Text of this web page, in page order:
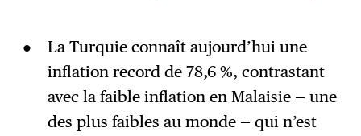
La Turquie connaît aujourd’hui une
inflation record de 78,6 %, contrastant
avec la faible inflation en Malaisie — une
des plus faibles au monde — qui n’est